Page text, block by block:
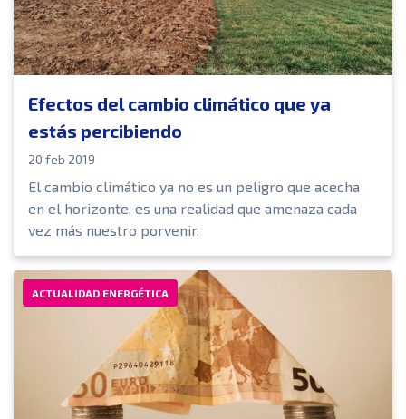
Efectos del cambio climático que ya
estás percibiendo
20 feb 2019
El cambio climático ya no es un peligro que acecha
en el horizonte, es una realidad que amenaza cada
vez más nuestro porvenir.
ACTUALIDAD ENERGÉTICA